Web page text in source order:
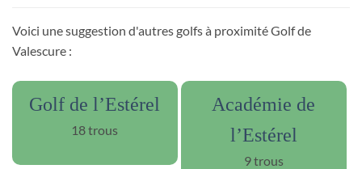
Voici une suggestion d'autres golfs à proximité Golf de
Valescure :
Golf de l’Estérel
18 trous
Académie de
l’Estérel
9 trous